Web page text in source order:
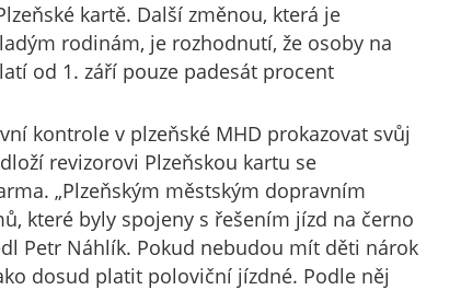
kartě. Další změnou, která je
rodinám, je rozhodnutí, že osoby na
od 1. září pouze padesát procent
kontrole v plzeňské MHD prokazovat svůj
revizorovi Plzeňskou kartu se
„Plzeňským městským dopravním
které byly spojeny s řešením jízd na černo
Petr Náhlík. Pokud nebudou mít děti nárok
dosud platit poloviční jízdné. Podle něj